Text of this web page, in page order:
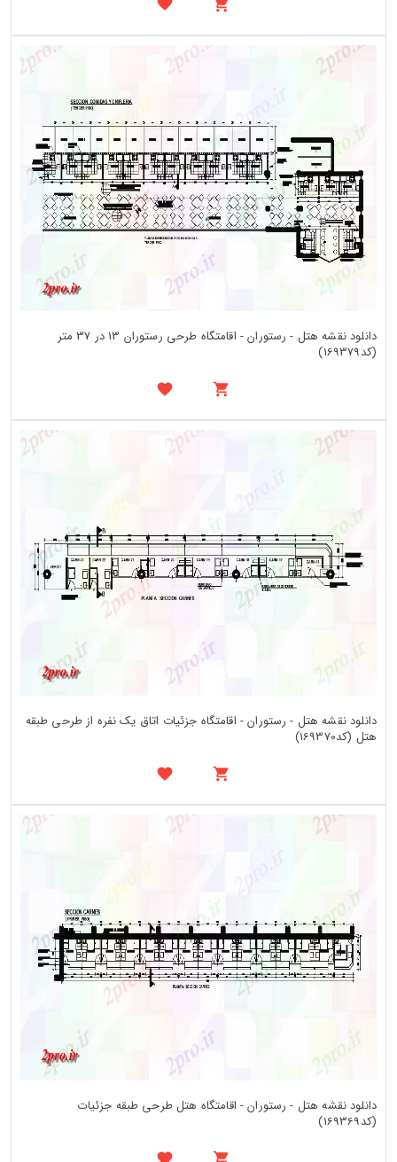
دانلود نقشه هتل - رستوران - اقامتگاه طرحی رستوران 13 در 37 متر
(کد169379)
دانلود نقشه هتل - رستوران - اقامتگاه جزئیات اتاق یک نفره از طرحی طبقه
هتل (کد169370)
دانلود نقشه هتل - رستوران - اقامتگاه هتل طرحی طبقه جزئیات
(کد169369)